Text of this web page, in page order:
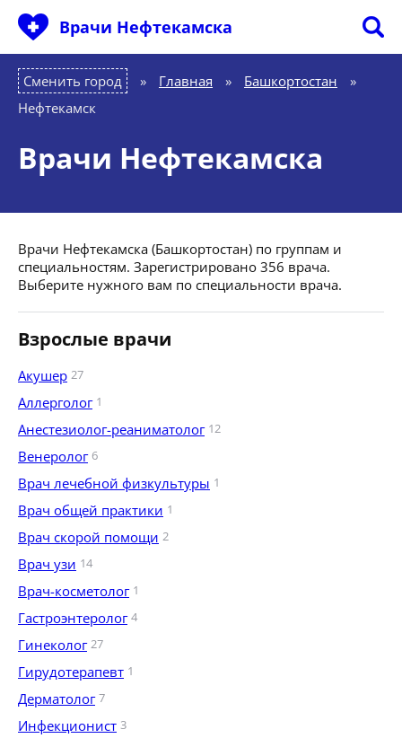
Врачи Нефтекамска
Сменить город Главная » Башкортостан
»
Нефтекамск
Врачи Нефтекамска
Врачи Нефтекамска (Башкортостан) по группам и
специальностям. Зарегистрировано 356 врача.
Выберите нужного вам по специальности врача.
Взрослые врачи
Акушер 27
Аллерголог 1
Анестезиолог-реаниматолог 12
Венеролог 6
Врач лечебной физкультуры 1
Врач общей практики 1
Врач скорой помощи 2
Врач узи 14
Врач-косметолог 1
Гастроэнтеролог 4
Гинеколог 27
Гирудотерапевт 1
Дерматолог 7
Инфекционист 3